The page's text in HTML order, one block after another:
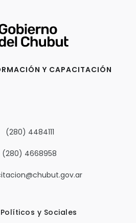
Y CAPACITACIÓN
(280) 4484111
(280) 4668958
y Sociales